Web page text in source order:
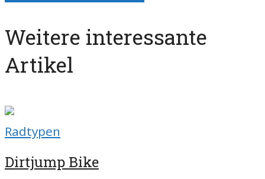
Weitere interessante
Artikel
Radtypen
Dirtjump Bike